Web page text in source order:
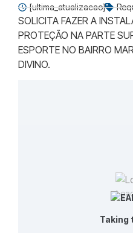
[ultima_atualizacao]
SOLICITA FAZER A
PROTEÇÃO NA PARTE
ESPORTE NO BAIRRO
DIVINO.
Taking